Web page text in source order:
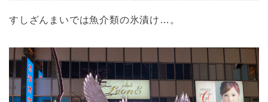
すしざんまいでは魚介類の氷漬け…。